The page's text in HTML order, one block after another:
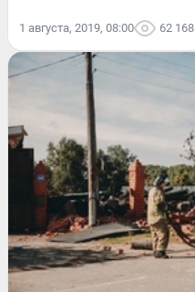
1 августа, 2019, 08:00 62 168